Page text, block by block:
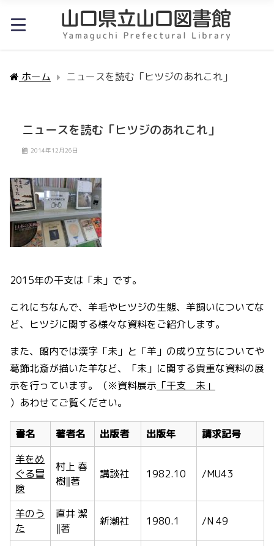
ホーム ニュースを読む「ヒツジのあれこれ」
ニュースを読む「ヒツジのあれこれ」
2014年12月26日
2015年の干支は「未」です。
これにちなんで、羊毛やヒツジの生態、羊飼いについてな
ど、ヒツジに関する様々な資料をご紹介します。
また、館内では漢字「未」と「羊」の成り立ちについてや
葛飾北斎が描いた羊など、「未」に関する貴重な資料の展
示を行っています。（※資料展示 「干支 未」
）あわせてご覧ください。
書名 著者名 出版者 出版年
請求記号
羊をめ
ぐる冒
険
村上 春
樹‖著
講談社 1982.10 /MU43
羊のう
た
直井 潔
‖著
新潮社 1980.1 /N 49